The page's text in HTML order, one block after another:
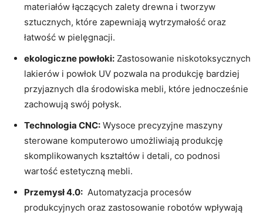
materiałów łączących zalety drewna i tworzyw
sztucznych, które zapewniają⁢ wytrzymałość oraz
⁤łatwość w pielęgnacji.
ekologiczne powłoki: Zastosowanie niskotoksycznych
lakierów i powłok UV pozwala⁢ na produkcję bardziej
przyjaznych dla ​środowiska mebli, które ⁣jednocześnie
zachowują ​swój połysk.
Technologia⁣ CNC: Wysoce⁤ precyzyjne ⁢maszyny
⁤sterowane komputerowo umożliwiają produkcję
skomplikowanych kształtów‍ i detali, co podnosi​
wartość estetyczną mebli.
Przemysł 4.0: ⁤ Automatyzacja ‍procesów
produkcyjnych⁤ oraz ⁣zastosowanie⁤ robotów wpływają